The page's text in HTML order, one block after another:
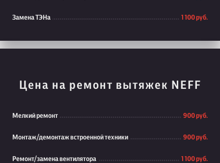
Замена ТЭНа 1 100 руб.
Цена на ремонт вытяжек NEFF
Мелкий ремонт 900 руб.
Монтаж/демонтаж встроенной техники 900 руб.
Ремонт/замена вентилятора 1 100 руб.